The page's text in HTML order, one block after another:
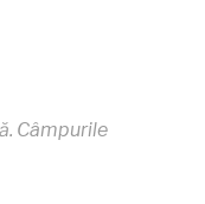
Câmpurile